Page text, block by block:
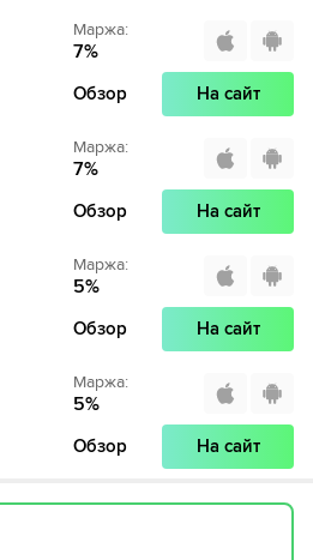
Маржа:
7%
Обзор На сайт
Маржа:
7%
Обзор На сайт
Маржа:
5%
Обзор На сайт
Маржа:
5%
Обзор На сайт